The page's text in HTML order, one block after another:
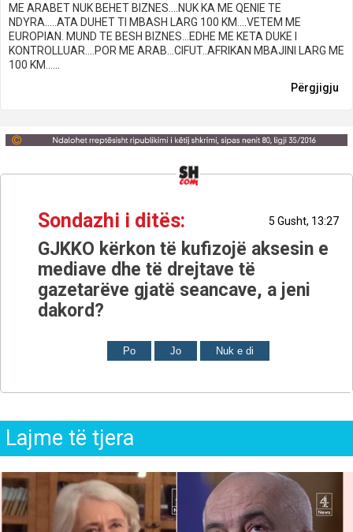
ME ARABET NUK BEHET BIZNES....NUK KA ME QENIE TE
NDYRA.....ATA DUHET TI MBASH LARG 100 KM....VETEM ME
EUROPIAN. MUND TE BESH BIZNES...EDHE ME KETA DUKE I
KONTROLLUAR....POR ME ARAB...CIFUT..AFRIKAN MBAJINI LARG ME
100 KM......
Përgjigju
Sondazhi i ditës: 5 Gusht, 13:27
GJKKO kërkon të kufizojë aksesin e
mediave dhe të drejtave të
gazetarëve gjatë seancave, a jeni
dakord?
Po Jo Nuk e di
Lajme të tjera